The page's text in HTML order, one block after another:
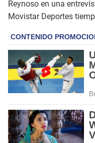
Reynoso en una
Movistar Deportes